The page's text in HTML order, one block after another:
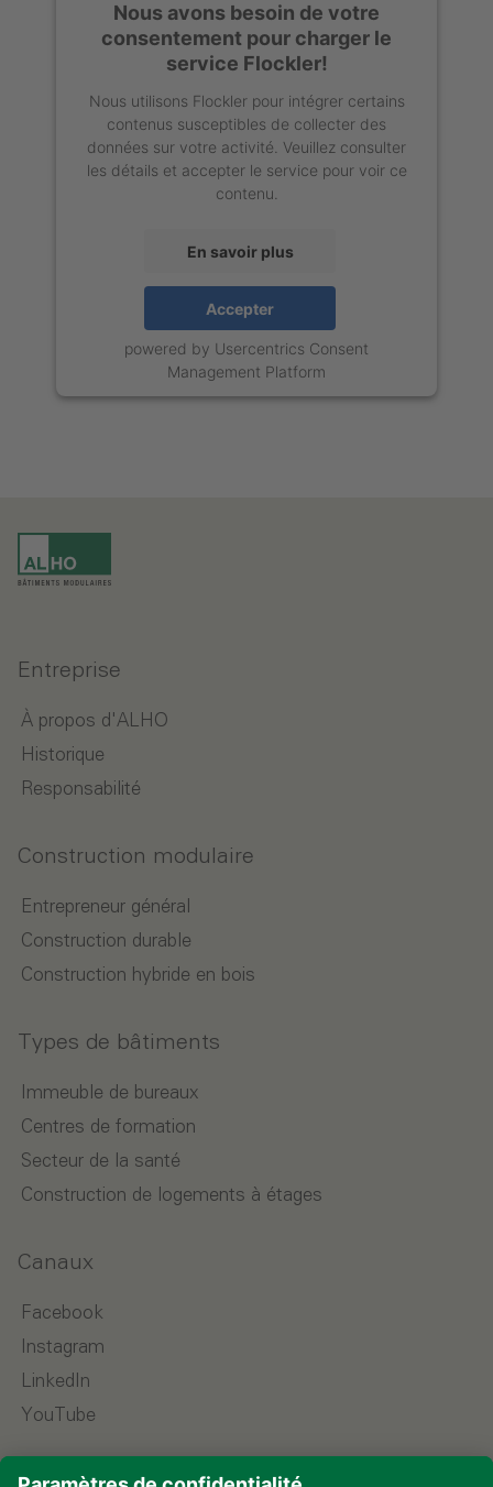
Nous avons besoin de votre
consentement pour charger le
service Flockler!
Nous utilisons Flockler pour intégrer certains
contenus susceptibles de collecter des
données sur votre activité. Veuillez consulter
les détails et accepter le service pour voir ce
contenu.
En savoir plus
Accepter
powered by Usercentrics Consent
Management Platform
Entreprise
À propos d'ALHO
Historique
Responsabilité
Construction modulaire
Entrepreneur général
Construction durable
Construction hybride en bois
Types de bâtiments
Immeuble de bureaux
Centres de formation
Secteur de la santé
Construction de logements à étages
Canaux
Facebook
Instagram
LinkedIn
YouTube